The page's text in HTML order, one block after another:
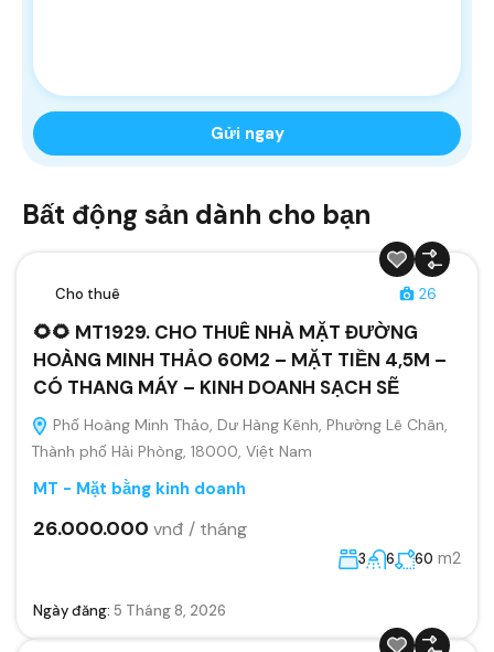
Bất động sản dành cho bạn
Cho thuê 26
🌻🌻 MT1929. CHO THUÊ NHÀ MẶT ĐƯỜNG
HOÀNG MINH THẢO 60M2 – MẶT TIỀN 4,5M –
CÓ THANG MÁY – KINH DOANH SẠCH SẼ
Phố Hoàng Minh Thảo, Dư Hàng Kênh, Phường Lê Chân,
Thành phố Hải Phòng, 18000, Việt Nam
MT - Mặt bằng kinh doanh
26.000.000 vnđ / tháng
3 6 60 m2
Ngày đăng: 5 Tháng 8, 2026